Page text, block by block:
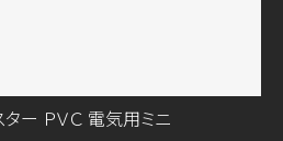
ー ＰＶＣ 電気用ミニ